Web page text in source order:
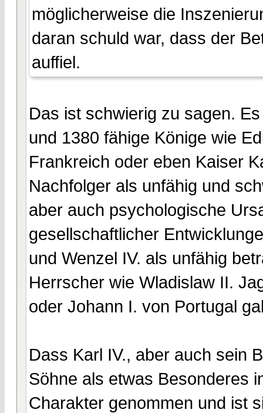
möglicherweise die
daran schuld war, dass der
auffiel.
Das ist schwierig zu sagen.
und 1380 fähige Könige wie
Frankreich oder eben Kaiser
Nachfolger als unfähig und
aber auch psychologische
gesellschaftlicher
und Wenzel IV. als unfähig
Herrscher wie Wladislaw II.
oder Johann I. von Portugal
Dass Karl IV., aber auch sein
Söhne als etwas Besonderes
Charakter genommen und ist